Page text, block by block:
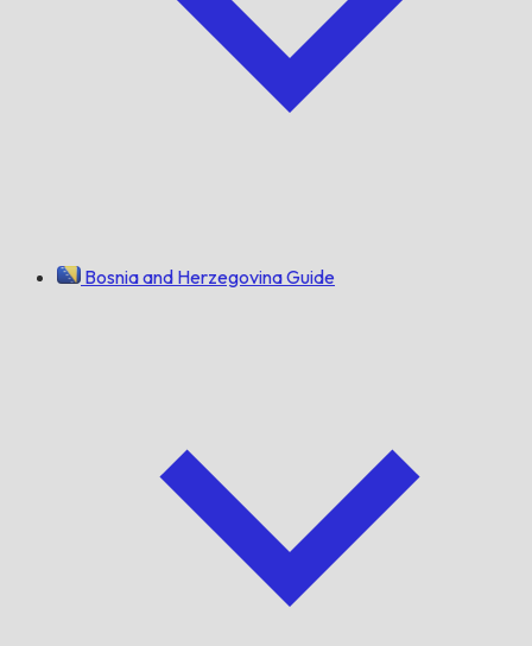
Bosnia and Herzegovina Guide